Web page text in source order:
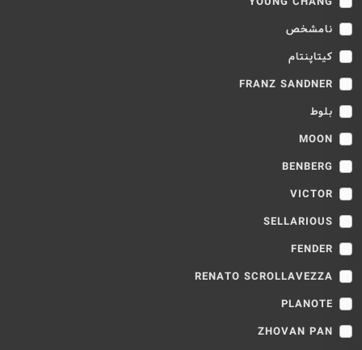
نامشخص
کیتاپنتام
FRANZ SANDNER
بلوط
MOON
BENBERG
VICTOR
SELLARIOUS
FENDER
RENATO SCROLLAVEZZA
PLANOTE
ZHOVAN PAN